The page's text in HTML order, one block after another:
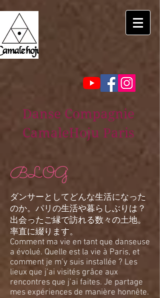
Danse Compagnie
CamaleHoju Paris
BLOG
ダンサーとしてどんな生活になった
のか。パリの生活や暮らしぶりは？
出会ったご縁で訪れる数々の土地。
率直に綴ります。
Comment ma vie en tant que danseuse
a évolué. Quelle est la vie à Paris, et
comment je m’y suis installée ? Les
lieux que j’ai visités grâce aux
rencontres que j’ai faites. Je partage
mes expériences de manière honnête.